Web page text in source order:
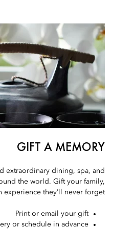
GIFT A MEMORY
extraordinary dining, spa, and
the world. Gift your family,
they’ll never forget.
Print or email your gift
or schedule in advance